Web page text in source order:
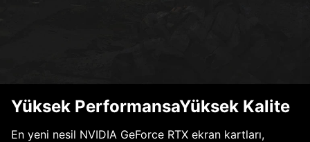
Yüksek PerformansaYüksek Kalite
En yeni nesil NVIDIA GeForce RTX ekran kartları,